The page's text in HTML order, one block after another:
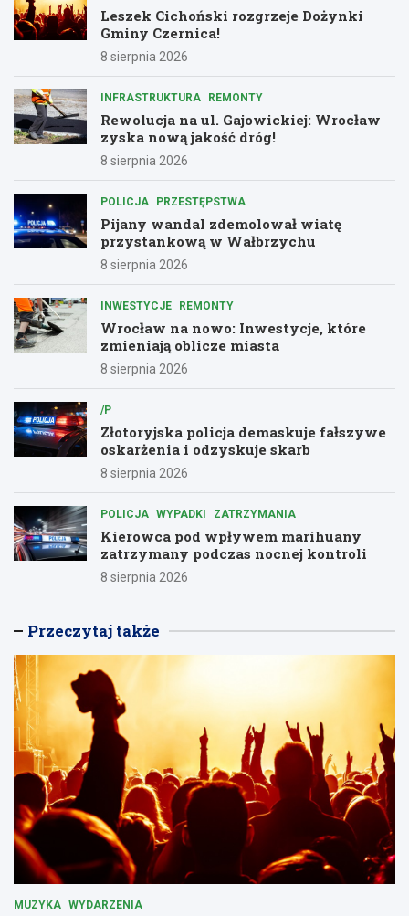
Leszek Cichoński rozgrzeje Dożynki
Gminy Czernica!
8 sierpnia 2026
INFRASTRUKTURA REMONTY
Rewolucja na ul. Gajowickiej: Wrocław
zyska nową jakość dróg!
8 sierpnia 2026
POLICJA PRZESTĘPSTWA
Pijany wandal zdemolował wiatę
przystankową w Wałbrzychu
8 sierpnia 2026
INWESTYCJE REMONTY
Wrocław na nowo: Inwestycje, które
zmieniają oblicze miasta
8 sierpnia 2026
/P
Złotoryjska policja demaskuje fałszywe
oskarżenia i odzyskuje skarb
8 sierpnia 2026
POLICJA WYPADKI ZATRZYMANIA
Kierowca pod wpływem marihuany
zatrzymany podczas nocnej kontroli
8 sierpnia 2026
Przeczytaj także
MUZYKA WYDARZENIA